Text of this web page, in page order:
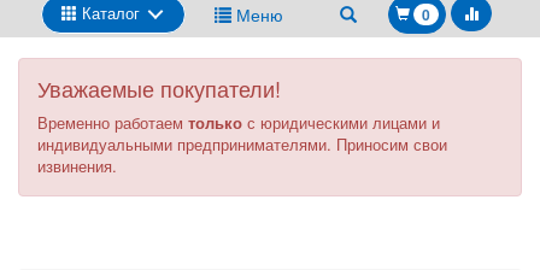
Каталог Меню 0
Уважаемые покупатели!
Временно работаем только с юридическими лицами и
индивидуальными предпринимателями. Приносим свои
извинения.